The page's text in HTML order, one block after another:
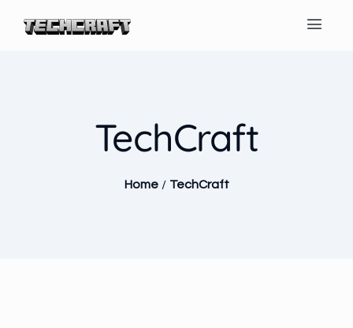
TechCraft
Home / TechCraft